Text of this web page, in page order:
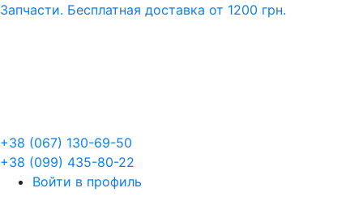
Запчасти. Бесплатная доставка от 1200 грн.
+38 (067) 130-69-50
+38 (099) 435-80-22
Войти в профиль